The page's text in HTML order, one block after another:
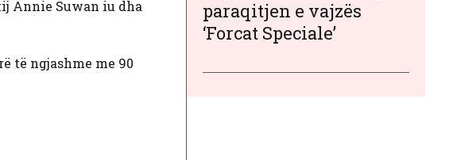
Annie Suwan iu dha
të ngjashme me 90
paraqitjen e vajzës
‘Forcat Speciale’